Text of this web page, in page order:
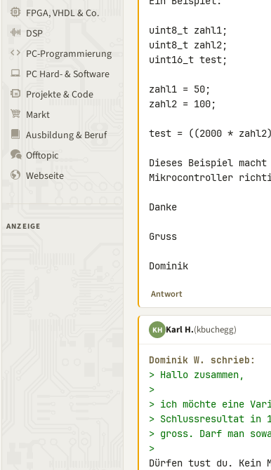
FPGA, VHDL & Co.
DSP
PC-Programmierung
PC Hard- & Software
Projekte & Code
Markt
Ausbildung & Beruf
Offtopic
Webseite
ANZEIGE
uint8_t zahl1;
uint8_t zahl2;
uint16_t test;
zahl1 = 50;
zahl2 = 100;
test = ((2000 *
Dieses Beispiel
Mikrocontroller
Danke
Gruss
Dominik
Antwort
KH Karl H.(kbuchegg)
Dominik W. schrieb:
> Hallo zusammen,
>
> ich möchte eine
> Schlussresultat in
> gross. Darf man
>
Dürfen tust du. Kein